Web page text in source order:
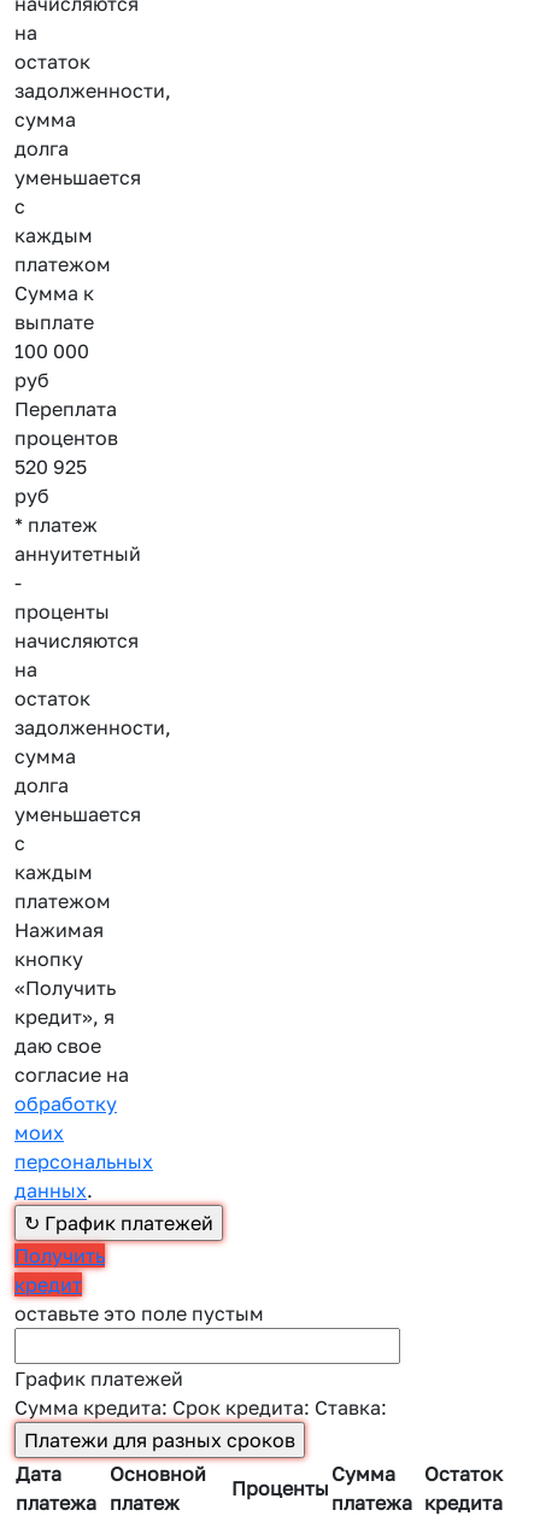
на
остаток
задолженности,
сумма
долга
уменьшается
с
каждым
платежом
Сумма к
выплате
100 000
руб
Переплата
процентов
520 925
руб
* платеж
аннуитетный
-
проценты
начисляются
на
остаток
задолженности,
сумма
долга
уменьшается
с
каждым
платежом
Нажимая
кнопку
«Получить
кредит», я
даю свое
согласие на
обработку
моих
персональных
данных.
Получить
кредит
оставьте это поле пустым
График платежей
Сумма кредита: Срок кредита: Ставка:
Дата
платежа
Основной
платеж
Проценты
Сумма
платежа
Остаток
кредита